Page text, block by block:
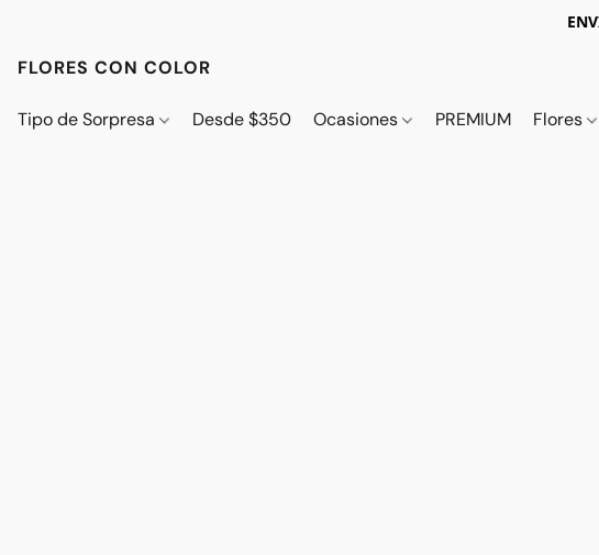
FLORES CON COLOR
Tipo de Sorpresa Desde $350 Ocasiones PREMIUM Flores